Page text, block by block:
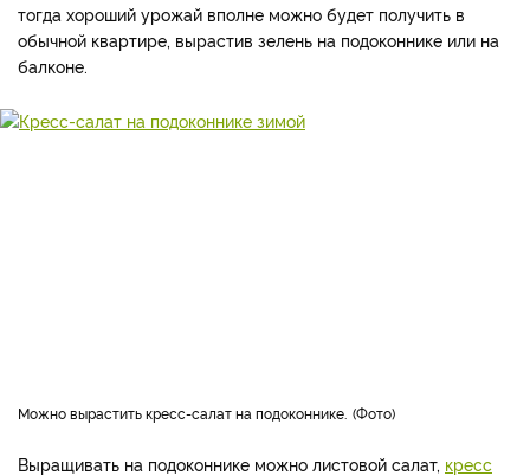
тогда хороший урожай вполне можно будет получить в
обычной квартире, вырастив зелень на подоконнике или на
балконе.
Можно вырастить кресс-салат на подоконнике. Фото
Выращивать на подоконнике можно листовой салат, кресс